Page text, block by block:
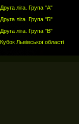
Друга ліга. Група "А"
Друга ліга. Група "Б"
Друга ліга. Група "В"
Кубок Львівської області